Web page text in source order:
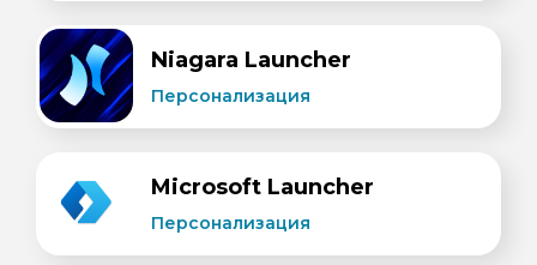
Niagara Launcher
Персонализация
Microsoft Launcher
Персонализация